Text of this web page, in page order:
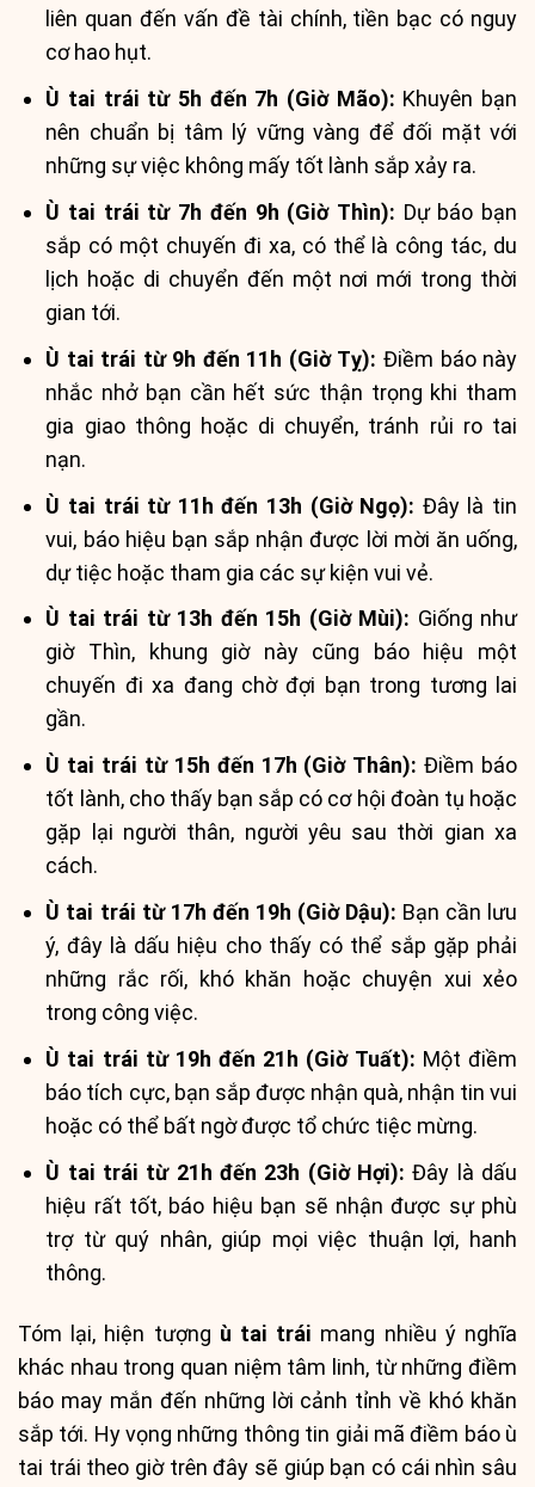
liên quan đến vấn đề tài chính, tiền bạc có nguy
cơ hao hụt.
Ù tai trái từ 5h đến 7h (Giờ Mão): Khuyên bạn
nên chuẩn bị tâm lý vững vàng để đối mặt với
những sự việc không mấy tốt lành sắp xảy ra.
Ù tai trái từ 7h đến 9h (Giờ Thìn): Dự báo bạn
sắp có một chuyến đi xa, có thể là công tác, du
lịch hoặc di chuyển đến một nơi mới trong thời
gian tới.
Ù tai trái từ 9h đến 11h (Giờ Tỵ): Điềm báo này
nhắc nhở bạn cần hết sức thận trọng khi tham
gia giao thông hoặc di chuyển, tránh rủi ro tai
nạn.
Ù tai trái từ 11h đến 13h (Giờ Ngọ): Đây là tin
vui, báo hiệu bạn sắp nhận được lời mời ăn uống,
dự tiệc hoặc tham gia các sự kiện vui vẻ.
Ù tai trái từ 13h đến 15h (Giờ Mùi): Giống như
giờ Thìn, khung giờ này cũng báo hiệu một
chuyến đi xa đang chờ đợi bạn trong tương lai
gần.
Ù tai trái từ 15h đến 17h (Giờ Thân): Điềm báo
tốt lành, cho thấy bạn sắp có cơ hội đoàn tụ hoặc
gặp lại người thân, người yêu sau thời gian xa
cách.
Ù tai trái từ 17h đến 19h (Giờ Dậu): Bạn cần lưu
ý, đây là dấu hiệu cho thấy có thể sắp gặp phải
những rắc rối, khó khăn hoặc chuyện xui xẻo
trong công việc.
Ù tai trái từ 19h đến 21h (Giờ Tuất): Một điềm
báo tích cực, bạn sắp được nhận quà, nhận tin vui
hoặc có thể bất ngờ được tổ chức tiệc mừng.
Ù tai trái từ 21h đến 23h (Giờ Hợi): Đây là dấu
hiệu rất tốt, báo hiệu bạn sẽ nhận được sự phù
trợ từ quý nhân, giúp mọi việc thuận lợi, hanh
thông.
Tóm lại, hiện tượng ù tai trái mang nhiều ý nghĩa
khác nhau trong quan niệm tâm linh, từ những điềm
báo may mắn đến những lời cảnh tỉnh về khó khăn
sắp tới. Hy vọng những thông tin giải mã điềm báo ù
tai trái theo giờ trên đây sẽ giúp bạn có cái nhìn sâu